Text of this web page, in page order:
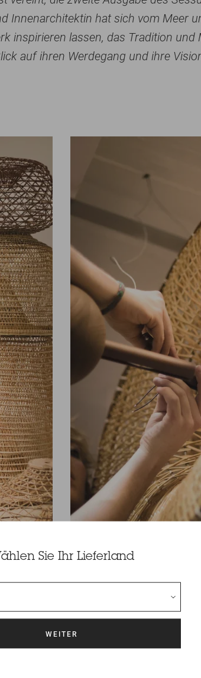
Innenarchitektin hat sich vom Meer
inspirieren lassen, das Tradition und
auf ihren Werdegang und ihre
Sie Ihr Lieferland